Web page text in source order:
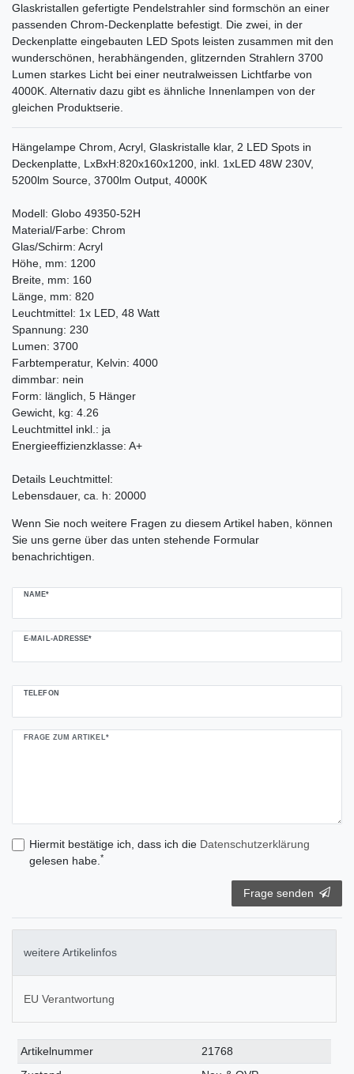
Glaskristallen gefertigte Pendelstrahler sind formschön an einer
passenden Chrom-Deckenplatte befestigt. Die zwei, in der
Deckenplatte eingebauten LED Spots leisten zusammen mit den
wunderschönen, herabhängenden, glitzernden Strahlern 3700
Lumen starkes Licht bei einer neutralweissen Lichtfarbe von
4000K. Alternativ dazu gibt es ähnliche Innenlampen von der
gleichen Produktserie.
Hängelampe Chrom, Acryl, Glaskristalle klar, 2 LED Spots in
Deckenplatte, LxBxH:820x160x1200, inkl. 1xLED 48W 230V,
5200lm Source, 3700lm Output, 4000K
Modell: Globo 49350-52H
Material/Farbe: Chrom
Glas/Schirm: Acryl
Höhe, mm: 1200
Breite, mm: 160
Länge, mm: 820
Leuchtmittel: 1x LED, 48 Watt
Spannung: 230
Lumen: 3700
Farbtemperatur, Kelvin: 4000
dimmbar: nein
Form: länglich, 5 Hänger
Gewicht, kg: 4.26
Leuchtmittel inkl.: ja
Energieeffizienzklasse: A+
Details Leuchtmittel:
Lebensdauer, ca. h: 20000
Wenn Sie noch weitere Fragen zu diesem Artikel haben, können
Sie uns gerne über das unten stehende Formular
benachrichtigen.
NAME*
E-MAIL-ADRESSE*
TELEFON
FRAGE ZUM ARTIKEL*
Hiermit bestätige ich, dass ich die Daten­schutz­erklärung
gelesen habe. *
Frage senden
weitere Artikelinfos
EU Verantwortung
Technisches
Merkmal
Wert
Artikelnummer
21768